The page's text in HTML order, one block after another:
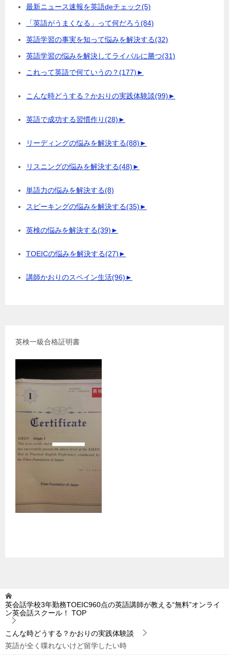
最新ニュース速報を英語deチェック(5)
「英語がうまくなる」って何だろう(84)
英語学習の事実を知って悩みを解決する(32)
英語学習の悩みを解決してライバルに勝つ(31)
これって英語で何ていうの？(177)►
こんな時どうする？かおりの実践体験談(99)►
英語で成功する習慣作り(28)►
リーディングの悩みを解決する(88)►
リスニングの悩みを解決する(48)►
単語力の悩みを解決する(8)
スピーキングの悩みを解決する(35)►
英検の悩みを解決する(39)►
TOEICの悩みを解決する(27)►
講師かおりのスペイン生活(96)►
英検一級合格証明書
英会話学校3年勤務TOEIC960点の英語講師が教える“無料”オンライ
ン英会話スクール！
TOP
こんな時どうする？かおりの実践体験談
英語が全く喋れないけど留学したい時